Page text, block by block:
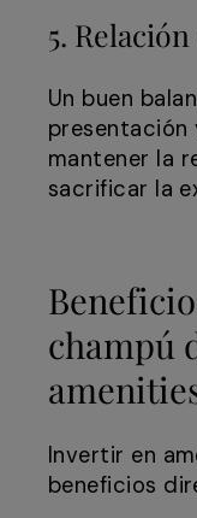
5.
Un buen
presentación
mantener la
sacrificar la
champú
Invertir en
beneficios